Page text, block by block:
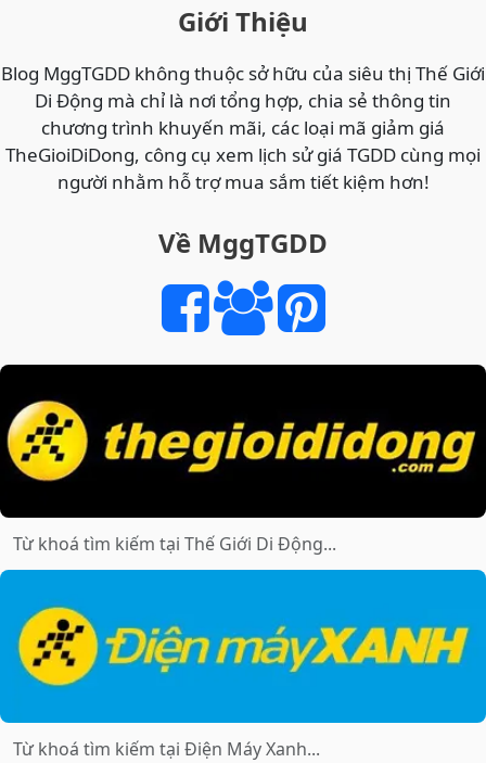
THANH
TOÁN
QUA
VNPAY
TỐT
Giới Thiệu
Blog MggTGDD không thuộc sở hữu của siêu thị Thế Giới
Di Động mà chỉ là nơi tổng hợp, chia sẻ thông tin
chương trình khuyến mãi, các loại mã giảm giá
TheGioiDiDong, công cụ xem lịch sử giá TGDD cùng mọi
người nhằm hỗ trợ mua sắm tiết kiệm hơn!
Về MggTGDD